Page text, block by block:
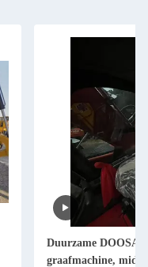
Duurzame
graafmachine,